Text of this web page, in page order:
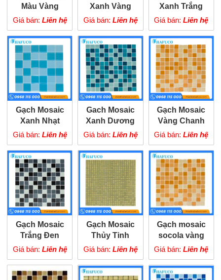
Màu Vàng
Giá bán: Liên hệ
Xanh Vàng
Trắng
Giá bán: Liên hệ
Xanh Trắng
Giá bán:Liên hệ
Gạch Mosaic
Xanh Nhạt
Giá bán: Liên hệ
Gach Mosaic
Xanh Dương
Giá bán: Liên hệ
Gạch Mosaic
Vàng Chanh
Tím
Giá bán:Liên hệ
Gạch Mosaic
Trắng Đen
Giá bán: Liên hệ
Gạch Mosaic
Thủy Tinh
Vàng
Giá bán: Liên hệ
Gạch mosaic
socola vàng
Giá bán:Liên hệ